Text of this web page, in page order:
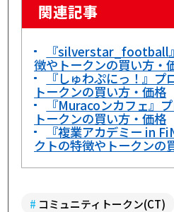
関連記事
『silverstar_football
徴やトークンの買い方・
『しゅわぷにっ！』
トークンの買い方・価格
『Muracoンカフェ』
トークンの買い方・価格
『複業アカデミー in
クトの特徴やトークンの
# コミュニティトークン(CT)